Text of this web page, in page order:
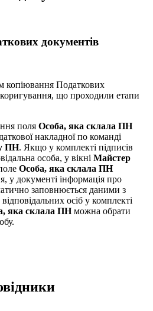
документів
копіювання Податкових
що проходили етапи
поля Особа, яка склала ПН
накладної по команді
ПН. Якщо у комплекті підписів
особа, у вікні Майстер
Особа, яка склала ПН
у документі інформація про
заповнюється даними з
осіб у комплекті
яка склала ПНможна обрати